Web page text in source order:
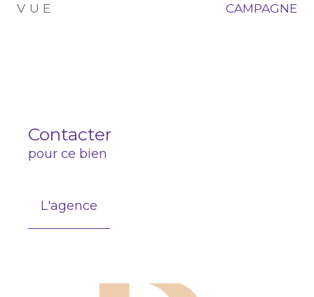
VUE CAMPAGNE
Contacter
pour ce bien
L'agence